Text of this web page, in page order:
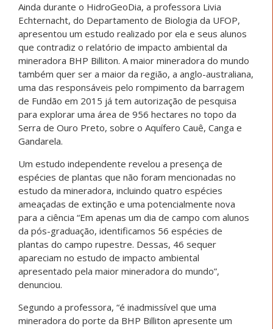
Ainda durante o HidroGeoDia, a professora Livia
Echternacht, do Departamento de Biologia da UFOP,
apresentou um estudo realizado por ela e seus alunos
que contradiz o relatório de impacto ambiental da
mineradora BHP Billiton. A maior mineradora do mundo
também quer ser a maior da região, a anglo-australiana,
uma das responsáveis pelo rompimento da barragem
de Fundão em 2015 já tem autorização de pesquisa
para explorar uma área de 956 hectares no topo da
Serra de Ouro Preto, sobre o Aquífero Cauê, Canga e
Gandarela.
Um estudo independente revelou a presença de
espécies de plantas que não foram mencionadas no
estudo da mineradora, incluindo quatro espécies
ameaçadas de extinção e uma potencialmente nova
para a ciência “Em apenas um dia de campo com alunos
da pós-graduação, identificamos 56 espécies de
plantas do campo rupestre. Dessas, 46 sequer
apareciam no estudo de impacto ambiental
apresentado pela maior mineradora do mundo”,
denunciou.
Segundo a professora, “é inadmissível que uma
mineradora do porte da BHP Billiton apresente um